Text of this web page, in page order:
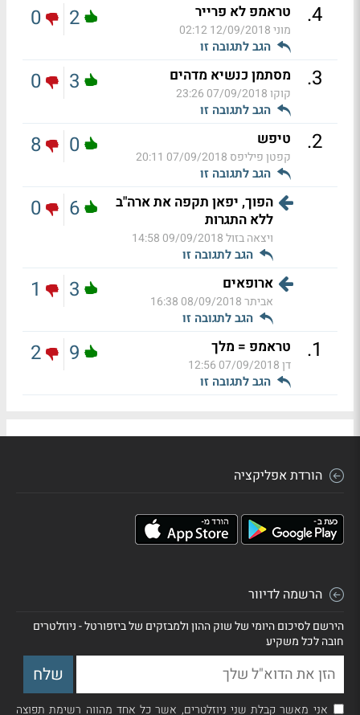
4
. טראמפ לא פרייר
מוני12/09/2018 02:12
הגב לתגובה זו
2
0
3
. מסתמן כנשיא מדהים
קוקו07/09/2018 23:26
הגב לתגובה זו
3
0
2
. טיפש
קפטן פיליפס 07/09/2018 20:11
הגב לתגובה זו
0
8
הפוך, יפאן תקפה את ארה"ב
ללא התגרות
ויצאה בזול09/09/2018 14:58
הגב לתגובה זו
6
0
ארופאים
אביתר08/09/2018 16:38
הגב לתגובה זו
3
1
1
. טראמפ = מלך
דן07/09/2018 12:56
הגב לתגובה זו
9
2
הורדת אפליקציה
הרשמה לדיוור
הירשם לסיכום היומי של שוק ההון ולמבזקים של ביזפורטל - ניוזלטרים
חובה לכל משקיע
אני מאשר קבלת שני ניוזלטרים, אשר כל אחד מהווה רשימת תפוצה